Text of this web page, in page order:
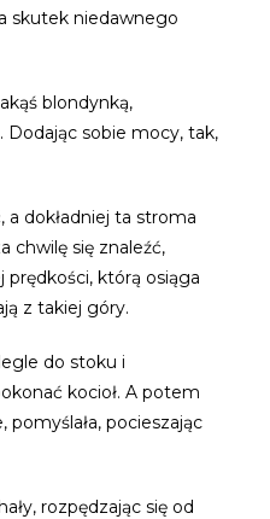
skutek niedawnego
blondynką,
Dodając sobie mocy, tak,
a dokładniej ta stroma
chwilę się znaleźć,
prędkości, którą osiąga
z takiej góry.
do stoku i
kocioł. A potem
pomyślała, pocieszając
rozpędzając się od